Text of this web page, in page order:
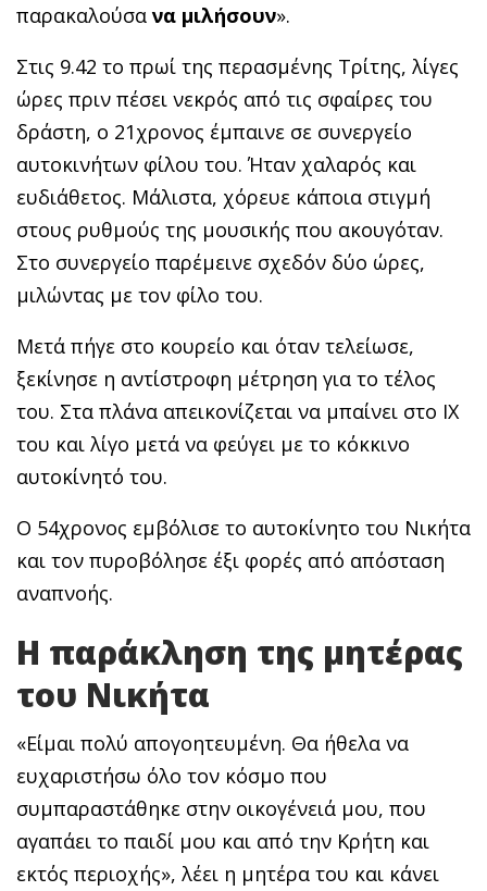
παρακαλούσα να μιλήσουν».
Στις 9.42 το πρωί της περασμένης Τρίτης, λίγες
ώρες πριν πέσει νεκρός από τις σφαίρες του
δράστη, ο 21χρονος έμπαινε σε συνεργείο
αυτοκινήτων φίλου του. Ήταν χαλαρός και
ευδιάθετος. Μάλιστα, χόρευε κάποια στιγμή
στους ρυθμούς της μουσικής που ακουγόταν.
Στο συνεργείο παρέμεινε σχεδόν δύο ώρες,
μιλώντας με τον φίλο του.
Μετά πήγε στο κουρείο και όταν τελείωσε,
ξεκίνησε η αντίστροφη μέτρηση για το τέλος
του. Στα πλάνα απεικονίζεται να μπαίνει στο ΙΧ
του και λίγο μετά να φεύγει με το κόκκινο
αυτοκίνητό του.
Ο 54χρονος εμβόλισε το αυτοκίνητο του Νικήτα
και τον πυροβόλησε έξι φορές από απόσταση
αναπνοής.
Η παράκληση της μητέρας
του Νικήτα
«Είμαι πολύ απογοητευμένη. Θα ήθελα να
ευχαριστήσω όλο τον κόσμο που
συμπαραστάθηκε στην οικογένειά μου, που
αγαπάει το παιδί μου και από την Κρήτη και
εκτός περιοχής», λέει η μητέρα του και κάνει